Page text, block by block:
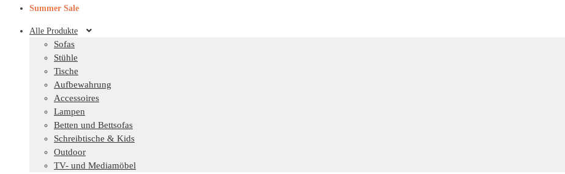
Summer Sale
Alle Produkte
Sofas
Stühle
Tische
Aufbewahrung
Accessoires
Lampen
Betten und Bettsofas
Schreibtische & Kids
Outdoor
TV- und Mediamöbel